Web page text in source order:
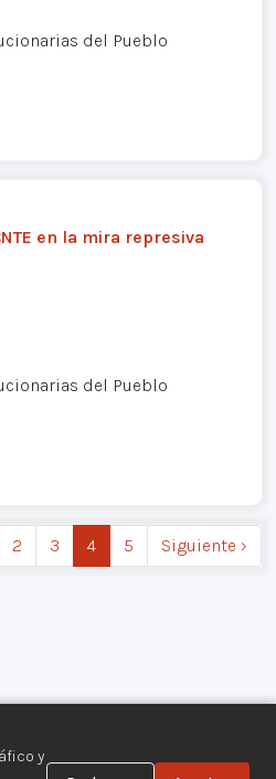
y
del Pueblo
en la mira represiva
del Pueblo
2 3 4 5 Siguiente ›